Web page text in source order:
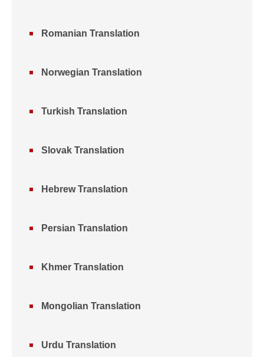
Romanian Translation
Norwegian Translation
Turkish Translation
Slovak Translation
Hebrew Translation
Persian Translation
Khmer Translation
Mongolian Translation
Urdu Translation